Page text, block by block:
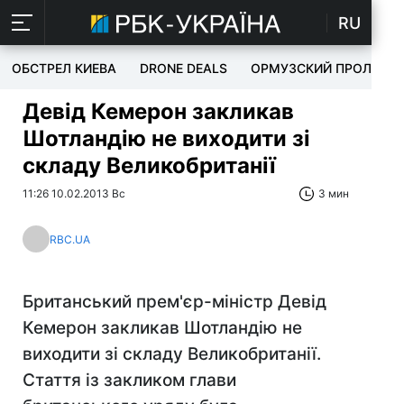
RU
ОБСТРЕЛ КИЕВА DRONE DEALS ОРМУЗСКИЙ ПРОЛИВ
Девід Кемерон закликав
Шотландію не виходити зі
складу Великобританії
11:26 10.02.2013 Вс 3 мин
RBC.UA
Британський прем'єр-міністр Девід
Кемерон закликав Шотландію не
виходити зі складу Великобританії.
Стаття із закликом глави